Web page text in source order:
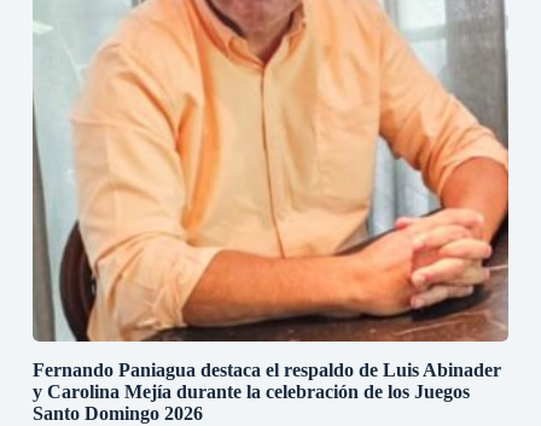
Fernando Paniagua destaca el respaldo de Luis Abinader
y Carolina Mejía durante la celebración de los Juegos
Santo Domingo 2026